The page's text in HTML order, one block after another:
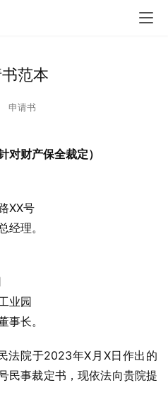
范本
申请书
对财产保全裁定）
XX号
经理。
业园
事长。
法院于2023年X月X日作出的
民事裁定书，现依法向贵院提